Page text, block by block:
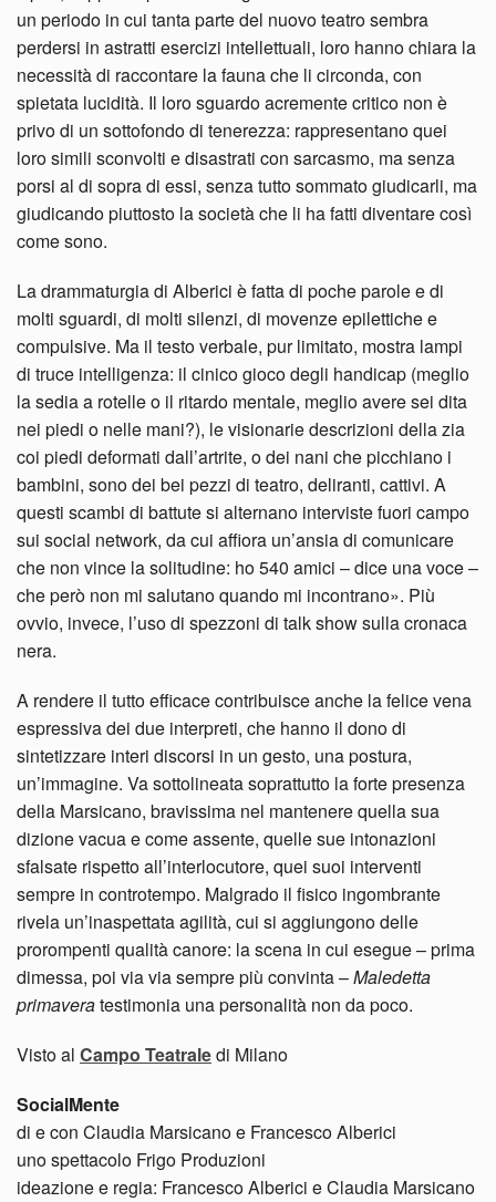
un periodo in cui tanta parte del nuovo teatro sembra
perdersi in astratti esercizi intellettuali, loro hanno chiara la
necessità di raccontare la fauna che li circonda, con
spietata lucidità. Il loro sguardo acremente critico non è
privo di un sottofondo di tenerezza: rappresentano quei
loro simili sconvolti e disastrati con sarcasmo, ma senza
porsi al di sopra di essi, senza tutto sommato giudicarli, ma
giudicando piuttosto la società che li ha fatti diventare così
come sono.
La drammaturgia di Alberici è fatta di poche parole e di
molti sguardi, di molti silenzi, di movenze epilettiche e
compulsive. Ma il testo verbale, pur limitato, mostra lampi
di truce intelligenza: il cinico gioco degli handicap (meglio
la sedia a rotelle o il ritardo mentale, meglio avere sei dita
nei piedi o nelle mani?), le visionarie descrizioni della zia
coi piedi deformati dall’artrite, o dei nani che picchiano i
bambini, sono dei bei pezzi di teatro, deliranti, cattivi. A
questi scambi di battute si alternano interviste fuori campo
sui social network, da cui affiora un’ansia di comunicare
che non vince la solitudine: ho 540 amici – dice una voce –
che però non mi salutano quando mi incontrano». Più
ovvio, invece, l’uso di spezzoni di talk show sulla cronaca
nera.
A rendere il tutto efficace contribuisce anche la felice vena
espressiva dei due interpreti, che hanno il dono di
sintetizzare interi discorsi in un gesto, una postura,
un’immagine. Va sottolineata soprattutto la forte presenza
della Marsicano, bravissima nel mantenere quella sua
dizione vacua e come assente, quelle sue intonazioni
sfalsate rispetto all’interlocutore, quei suoi interventi
sempre in controtempo. Malgrado il fisico ingombrante
rivela un’inaspettata agilità, cui si aggiungono delle
prorompenti qualità canore: la scena in cui esegue – prima
dimessa, poi via via sempre più convinta –Maledetta
primaveratestimonia una personalità non da poco.
Visto al Campo Teatraledi Milano
SocialMente
di e con Claudia Marsicano e Francesco Alberici
uno spettacolo Frigo Produzioni
ideazione e regia: Francesco Alberici e Claudia Marsicano